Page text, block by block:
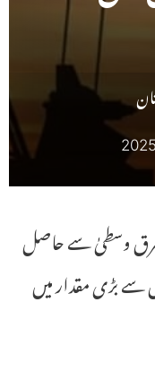
مشرق وسطیٰ سے حاصل
سے بڑی مقدار میں